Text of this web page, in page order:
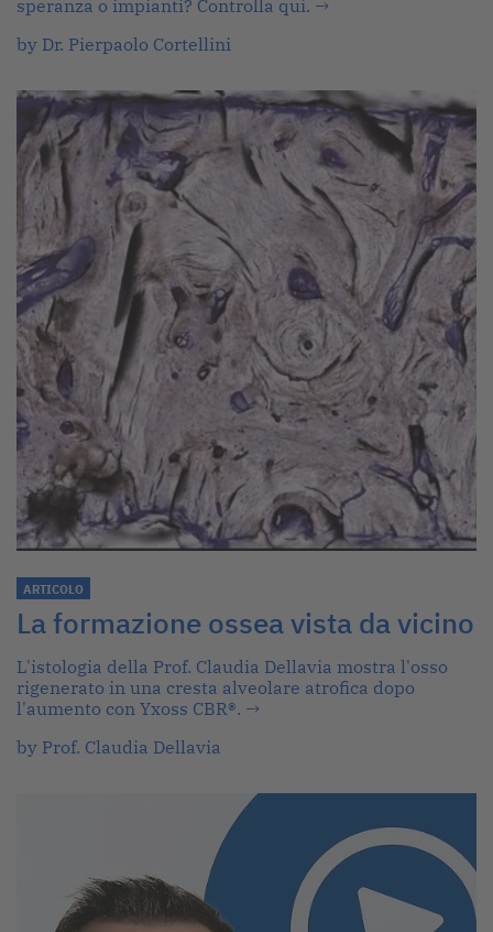
speranza o impianti? Controlla qui. →
by Dr. Pierpaolo Cortellini
ARTICOLO
La formazione ossea vista da vicino
L'istologia della Prof. Claudia Dellavia mostra l'osso
rigenerato in una cresta alveolare atrofica dopo
l'aumento con Yxoss CBR®. →
by Prof. Claudia Dellavia